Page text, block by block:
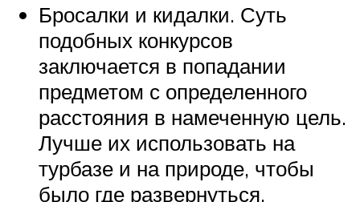
Бросалки и кидалки. Суть
подобных конкурсов
заключается в попадании
предметом с определенного
расстояния в намеченную цель.
Лучше их использовать на
турбазе и на природе, чтобы
было где развернуться.